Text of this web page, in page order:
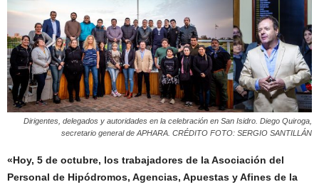
Dirigentes, delegados y autoridades en la celebración en San Isidro. Diego Quiroga,
secretario general de APHARA. CRÉDITO FOTO: SERGIO SANTILLÁN
«Hoy, 5 de octubre, los trabajadores de la Asociación del
Personal de Hipódromos, Agencias, Apuestas y Afines de la